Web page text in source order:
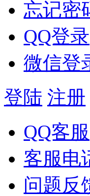
忘记密
QQ登录
微信登
登陆 注册
QQ客服
客服电
问题反